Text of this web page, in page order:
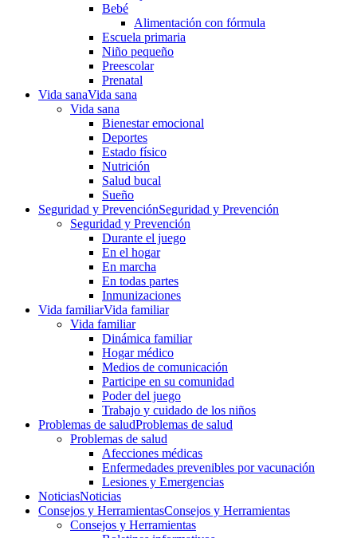
Bebé
Alimentación con fórmula
Escuela primaria
Niño pequeño
Preescolar
Prenatal
Vida sanaVida sana
Vida sana
Bienestar emocional
Deportes
Estado físico
Nutrición
Salud bucal
Sueño
Seguridad y PrevenciónSeguridad y Prevención
Seguridad y Prevención
Durante el juego
En el hogar
En marcha
En todas partes
Inmunizaciones
Vida familiarVida familiar
Vida familiar
Dinámica familiar
Hogar médico
Medios de comunicación
Participe en su comunidad
Poder del juego
Trabajo y cuidado de los niños
Problemas de saludProblemas de salud
Problemas de salud
Afecciones médicas
Enfermedades prevenibles por vacunación
Lesiones y Emergencias
NoticiasNoticias
Consejos y HerramientasConsejos y Herramientas
Consejos y Herramientas